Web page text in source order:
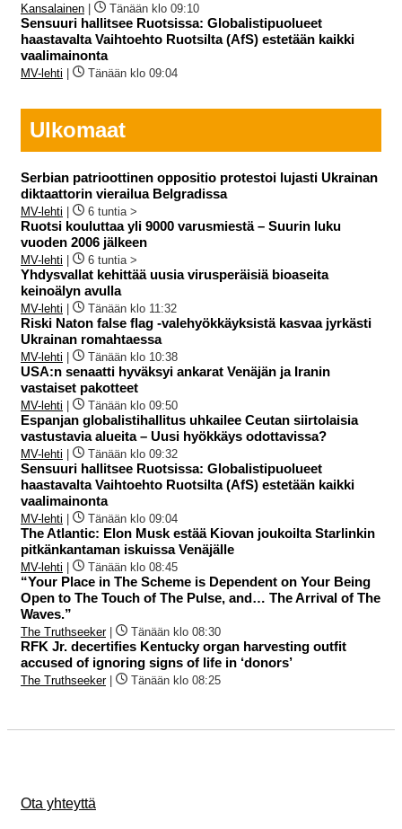
Kansalainen Tänään klo 09:10
Sensuuri hallitsee Ruotsissa: Globalistipuolueet
haastavalta Vaihtoehto Ruotsilta (AfS) estetään kaikki
vaalimainonta
MV-lehti Tänään klo 09:04
Ulkomaat
Serbian patrioottinen oppositio protestoi lujasti Ukrainan
diktaattorin vierailua Belgradissa
MV-lehti 6 tuntia >
Ruotsi kouluttaa yli 9000 varusmiestä – Suurin luku
vuoden 2006 jälkeen
MV-lehti 6 tuntia >
Yhdysvallat kehittää uusia virusperäisiä bioaseita
keinoälyn avulla
MV-lehti Tänään klo 11:32
Riski Naton false flag -valehyökkäyksistä kasvaa jyrkästi
Ukrainan romahtaessa
MV-lehti Tänään klo 10:38
USA:n senaatti hyväksyi ankarat Venäjän ja Iranin
vastaiset pakotteet
MV-lehti Tänään klo 09:50
Espanjan globalistihallitus uhkailee Ceutan siirtolaisia
vastustavia alueita – Uusi hyökkäys odottavissa?
MV-lehti Tänään klo 09:32
Sensuuri hallitsee Ruotsissa: Globalistipuolueet
haastavalta Vaihtoehto Ruotsilta (AfS) estetään kaikki
vaalimainonta
MV-lehti Tänään klo 09:04
The Atlantic: Elon Musk estää Kiovan joukoilta Starlinkin
pitkänkantaman iskuissa Venäjälle
MV-lehti Tänään klo 08:45
“Your Place in The Scheme is Dependent on Your Being
Open to The Touch of The Pulse, and… The Arrival of The
Waves.”
The Truthseeker| Tänään klo 08:30
RFK Jr. decertifies Kentucky organ harvesting outfit
accused of ignoring signs of life in ‘donors’
The Truthseeker| Tänään klo 08:25
Ota yhteyttä